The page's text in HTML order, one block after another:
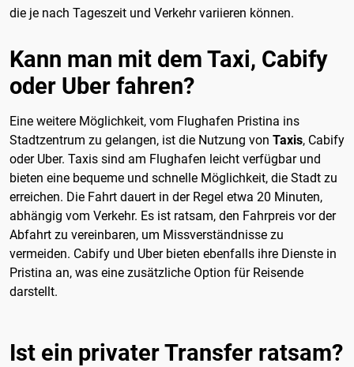
die je nach Tageszeit und Verkehr variieren können.
Kann man mit dem Taxi, Cabify
oder Uber fahren?
Eine weitere Möglichkeit, vom Flughafen Pristina ins
Stadtzentrum zu gelangen, ist die Nutzung von Taxis, Cabify
oder Uber. Taxis sind am Flughafen leicht verfügbar und
bieten eine bequeme und schnelle Möglichkeit, die Stadt zu
erreichen. Die Fahrt dauert in der Regel etwa 20 Minuten,
abhängig vom Verkehr. Es ist ratsam, den Fahrpreis vor der
Abfahrt zu vereinbaren, um Missverständnisse zu
vermeiden. Cabify und Uber bieten ebenfalls ihre Dienste in
Pristina an, was eine zusätzliche Option für Reisende
darstellt.
Ist ein privater Transfer ratsam?